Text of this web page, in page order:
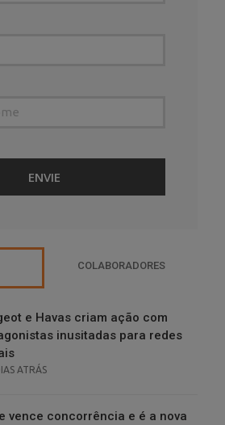
COLABORADORES
e Havas criam ação com
inusitadas para redes
ATRÁS
vence concorrência e é a nova